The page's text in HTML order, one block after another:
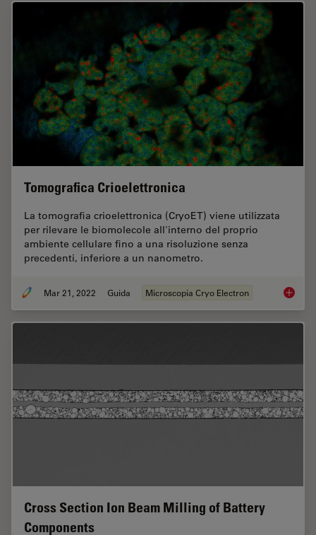
Tomografica Crioelettronica
La tomografia crioelettronica (CryoET) viene utilizzata
per rilevare le biomolecole all'interno del proprio
ambiente cellulare fino a una risoluzione senza
precedenti, inferiore a un nanometro.
Mar 21, 2022 Guida Microscopia Cryo Electron
Cross Section Ion Beam Milling of Battery
Components